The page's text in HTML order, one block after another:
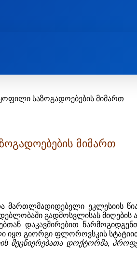
საზოგადოებების მიმართ
მიმართ
მართლმადიდებელი
გადმოსვლისას მიღების
დაკავშირებით
იყო გიორგი ფლოროვსკის
მეცნიერებათა დოქტორმა,